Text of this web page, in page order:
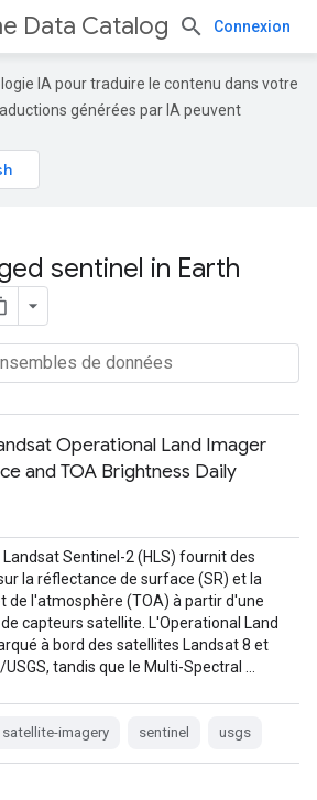
Data Catalog Connexion
IA pour traduire le contenu dans votre
générées par IA peuvent
sentinel in Earth
Operational Land Imager
and TOA Brightness Daily
Sentinel-2 (HLS) fournit des
la réflectance de surface (SR) et la
de l'atmosphère (TOA) à partir d'une
capteurs satellite. L'Operational Land
à bord des satellites Landsat 8 et
tandis que le Multi-Spectral …
satellite-imagery sentinel usgs